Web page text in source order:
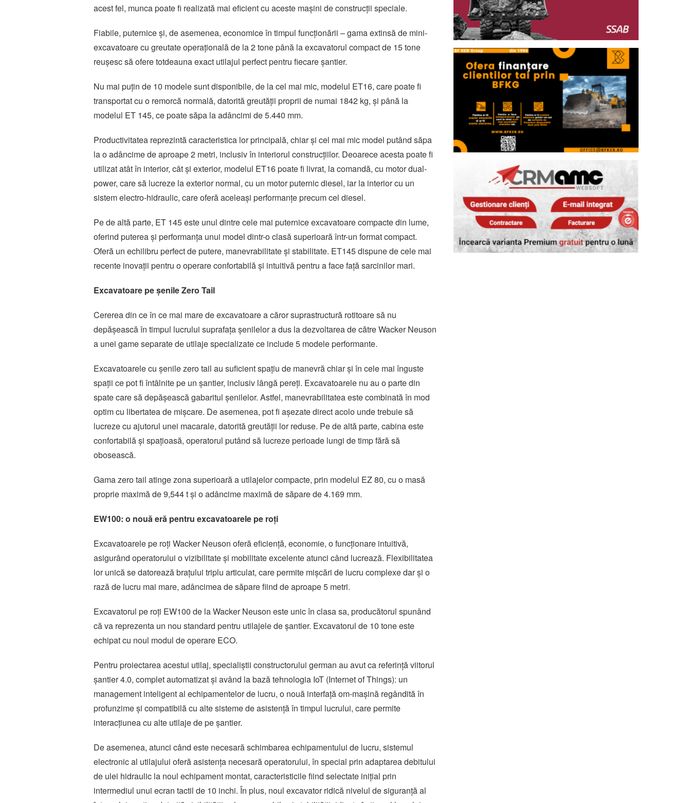
acest fel, munca poate fi realizată mai eficient cu aceste mașini de construcții speciale.
Fiabile, puternice și, de asemenea, economice în timpul funcționării – gama extinsă de mini-
excavatoare cu greutate operațională de la 2 tone până la excavatorul compact de 15 tone
reușesc să ofere totdeauna exact utilajul perfect pentru fiecare șantier.
Nu mai puțin de 10 modele sunt disponibile, de la cel mai mic, modelul ET16, care poate fi
transportat cu o remorcă normală, datorită greutății proprii de numai 1842 kg, și până la
modelul ET 145, ce poate săpa la adâncimi de 5.440 mm.
Productivitatea reprezintă caracteristica lor principală, chiar și cel mai mic model putând săpa
la o adâncime de aproape 2 metri, inclusiv în interiorul construcțiilor. Deoarece acesta poate fi
utilizat atât în interior, cât și exterior, modelul ET16 poate fi livrat, la comandă, cu motor dual-
power, care să lucreze la exterior normal, cu un motor puternic diesel, iar la interior cu un
sistem electro-hidraulic, care oferă aceleași performanțe precum cel diesel.
Pe de altă parte, ET 145 este unul dintre cele mai puternice excavatoare compacte din lume,
oferind puterea și performanța unui model dintr-o clasă superioară într-un format compact.
Oferă un echilibru perfect de putere, manevrabilitate și stabilitate. ET145 dispune de cele mai
recente inovații pentru o operare confortabilă și intuitivă pentru a face față sarcinilor mari.
Excavatoare pe șenile Zero Tail
Cererea din ce în ce mai mare de excavatoare a căror suprastructură rotitoare să nu
depășească în timpul lucrului suprafața șenilelor a dus la dezvoltarea de către Wacker Neuson
a unei game separate de utilaje specializate ce include 5 modele performante.
Excavatoarele cu șenile zero tail au suficient spațiu de manevră chiar și în cele mai înguste
spații ce pot fi întâlnite pe un șantier, inclusiv lângă pereți. Excavatoarele nu au o parte din
spate care să depășească gabaritul șenilelor. Astfel, manevrabilitatea este combinată în mod
optim cu libertatea de mișcare. De asemenea, pot fi așezate direct acolo unde trebuie să
lucreze cu ajutorul unei macarale, datorită greutății lor reduse. Pe de altă parte, cabina este
confortabilă și spațioasă, operatorul putând să lucreze perioade lungi de timp fără să
obosească.
Gama zero tail atinge zona superioară a utilajelor compacte, prin modelul EZ 80, cu o masă
proprie maximă de 9,544 t și o adâncime maximă de săpare de 4.169 mm.
EW100: o nouă eră pentru excavatoarele pe roți
Excavatoarele pe roți Wacker Neuson oferă eficiență, economie, o funcționare intuitivă,
asigurând operatorului o vizibilitate și mobilitate excelente atunci când lucrează. Flexibilitatea
lor unică se datorează brațului triplu articulat, care permite mișcări de lucru complexe dar și o
rază de lucru mai mare, adâncimea de săpare fiind de aproape 5 metri.
Excavatorul pe roți EW100 de la Wacker Neuson este unic în clasa sa, producătorul spunând
că va reprezenta un nou standard pentru utilajele de șantier. Excavatorul de 10 tone este
echipat cu noul modul de operare ECO.
Pentru proiectarea acestui utilaj, specialiștii constructorului german au avut ca referință viitorul
șantier 4.0, complet automatizat și având la bază tehnologia IoT (Internet of Things): un
management inteligent al echipamentelor de lucru, o nouă interfață om-mașină regândită în
profunzime și compatibilă cu alte sisteme de asistență în timpul lucrului, care permite
interacțiunea cu alte utilaje de pe șantier.
De asemenea, atunci când este necesară schimbarea echipamentului de lucru, sistemul
electronic al utilajului oferă asistența necesară operatorului, în special prin adaptarea debitului
de ulei hidraulic la noul echipament montat, caracteristicile fiind selectate inițial prin
intermediul unui ecran tactil de 10 inchi. În plus, noul excavator ridică nivelul de siguranță al